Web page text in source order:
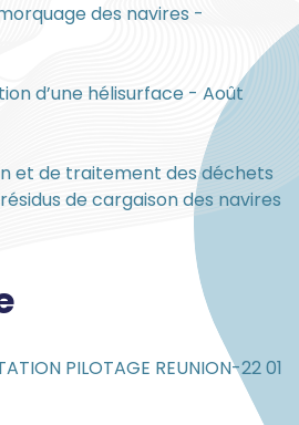
des navires -
d’une hélisurface - Août
et de traitement des déchets
de cargaison des navires
PILOTAGE REUNION-22 01